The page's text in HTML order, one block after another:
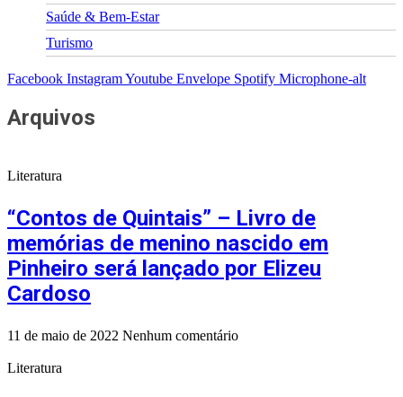
Saúde & Bem-Estar
Turismo
Facebook InstagramYoutube Envelope Spotify Microphone-alt
Arquivos
Literatura
“Contos de Quintais” – Livro de
memórias de menino nascido em
Pinheiro será lançado por Elizeu
Cardoso
11 de maio de 2022 Nenhum comentário
Literatura